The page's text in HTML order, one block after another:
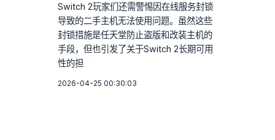
Switch 2玩家们还需警惕因在线服务封锁
导致的二手主机无法使用问题。虽然这些
封锁措施是任天堂防止盗版和改装主机的
手段，但也引发了关于Switch 2长期可用
性的担
2026-04-25 00:30:03